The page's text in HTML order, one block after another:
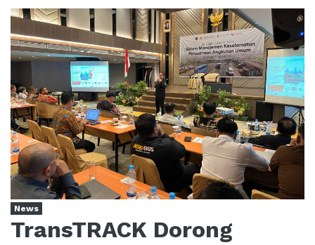
News
TransTRACK Dorong